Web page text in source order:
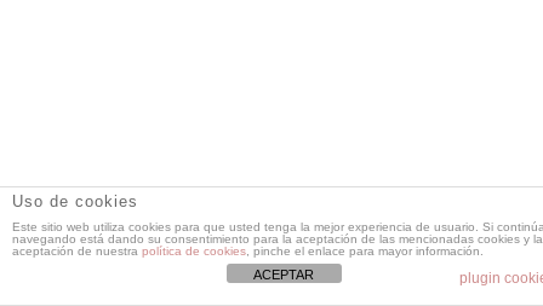
Uso de cookies
Este sitio web utiliza cookies para que usted tenga la mejor experiencia de usuario. Si
navegando está dando su consentimiento para la aceptación de las mencionadas cookies y la
aceptación de nuestra política de cookies , pinche el enlace para mayor información.
plugin
ACEPTAR